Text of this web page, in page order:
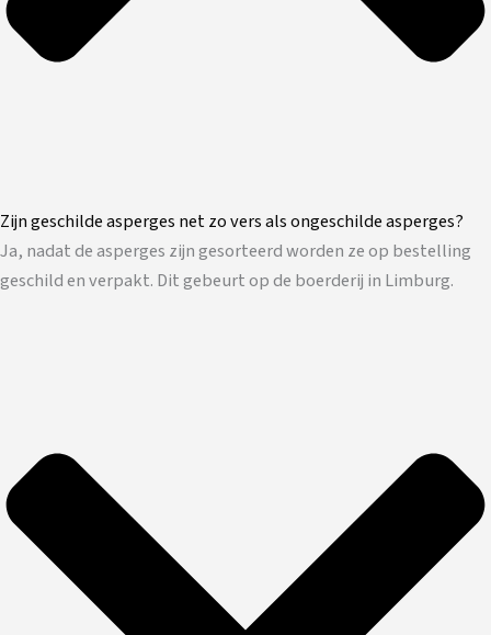
Zijn geschilde asperges net zo vers als ongeschilde asperges?
Ja, nadat de asperges zijn gesorteerd worden ze op bestelling
geschild en verpakt. Dit gebeurt op de boerderij in Limburg.